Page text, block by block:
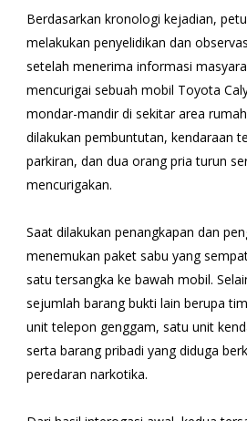
Berdasarkan kronologi kejadian,
melakukan penyelidikan dan
setelah menerima informasi
mencurigai sebuah mobil Toyota
mondar-mandir di sekitar area
dilakukan pembuntutan, kendaraan
parkiran, dan dua orang pria turun
mencurigakan.
Saat dilakukan penangkapan dan
menemukan paket sabu yang
satu tersangka ke bawah mobil.
sejumlah barang bukti lain berupa
unit telepon genggam, satu unit
serta barang pribadi yang diduga
peredaran narkotika.